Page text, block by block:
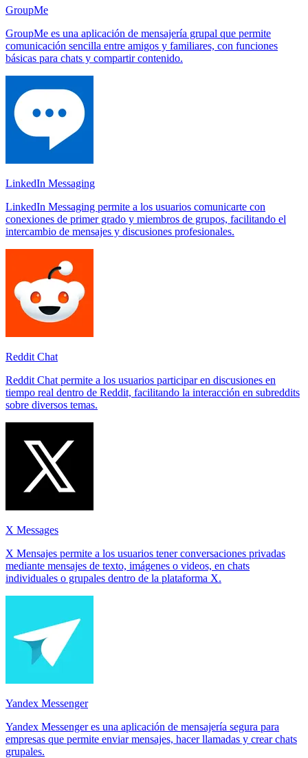
GroupMe
GroupMe es una aplicación de mensajería grupal que permite
comunicación sencilla entre amigos y familiares, con funciones
básicas para chats y compartir contenido.
LinkedIn Messaging
LinkedIn Messaging permite a los usuarios comunicarte con
conexiones de primer grado y miembros de grupos, facilitando el
intercambio de mensajes y discusiones profesionales.
Reddit Chat
Reddit Chat permite a los usuarios participar en discusiones en
tiempo real dentro de Reddit, facilitando la interacción en subreddits
sobre diversos temas.
X Messages
X Mensajes permite a los usuarios tener conversaciones privadas
mediante mensajes de texto, imágenes o videos, en chats
individuales o grupales dentro de la plataforma X.
Yandex Messenger
Yandex Messenger es una aplicación de mensajería segura para
empresas que permite enviar mensajes, hacer llamadas y crear chats
grupales.